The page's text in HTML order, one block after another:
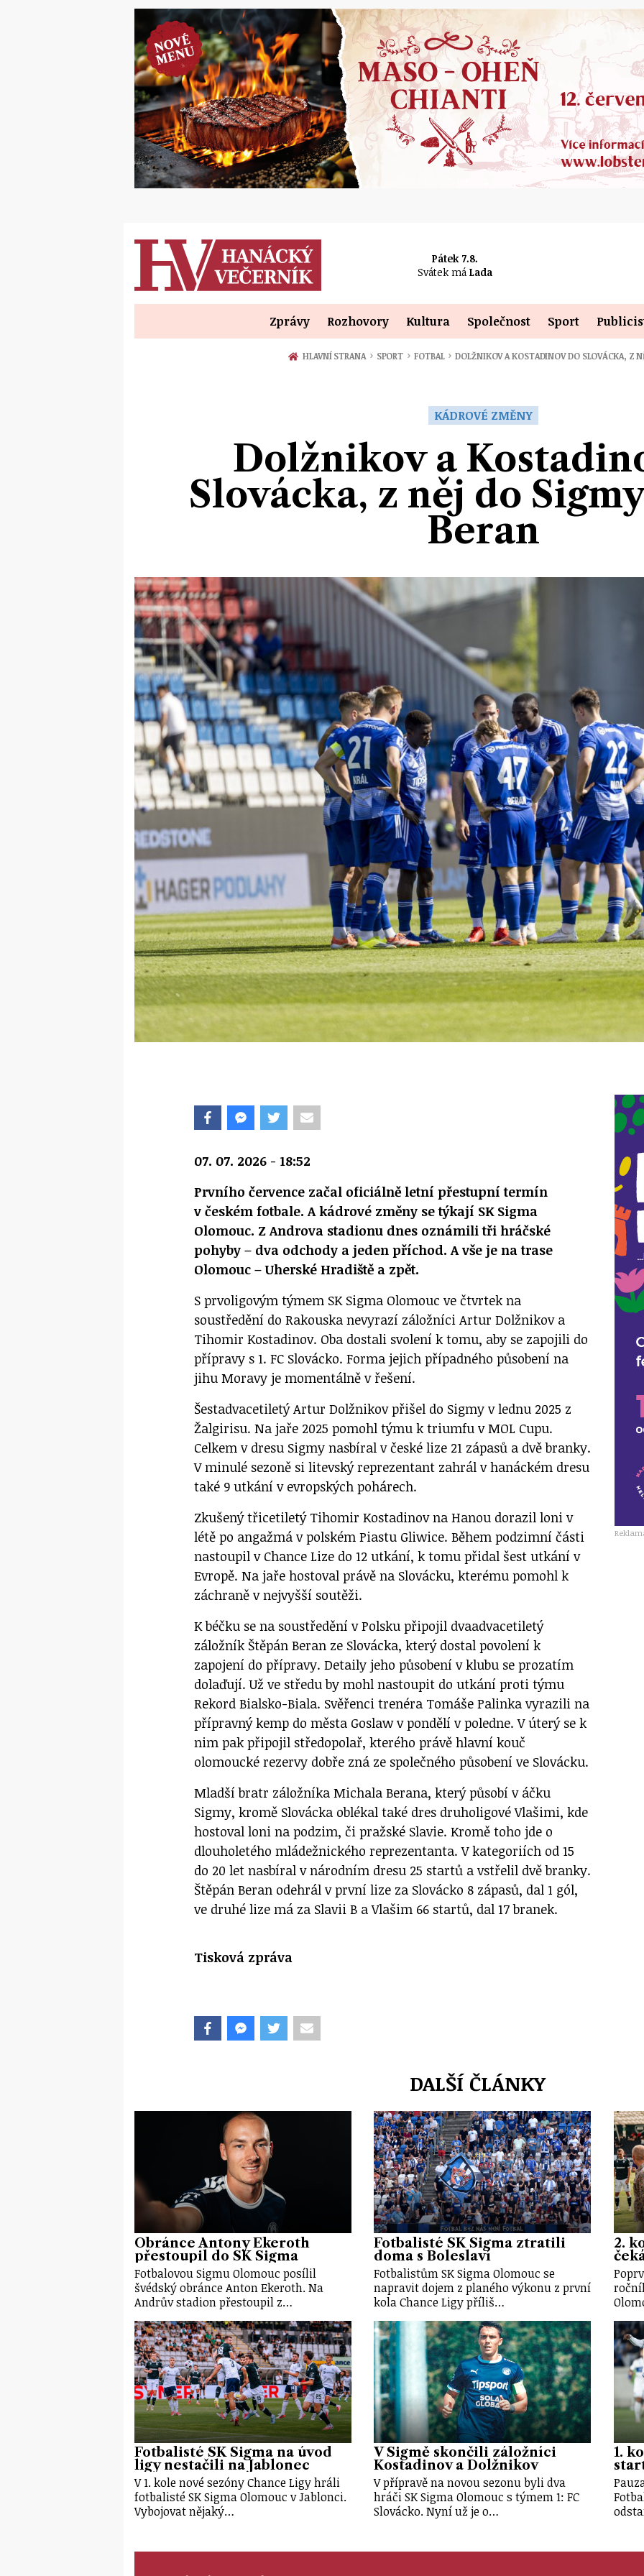
Pátek 7.8.
Svátek má Lada
Zprávy Rozhovory Kultura Společnost Sport
HLAVNÍ STRANA › SPORT › FOTBAL › DOLŽNIKOV A KOSTADINOV DO SLOVÁCKA, Z
KÁDROVÉ ZMĚNY
Dolžnikov a
Slovácka, z něj do
Beran
07. 07. 2026 - 18:52
Prvního července začal oficiálně letní přestupní termín
v českém fotbale. A kádrové změny se týkají SK Sigma
Olomouc. Z Androva stadionu dnes oznámili tři hráčské
pohyby – dva odchody a jeden příchod. A vše je na trase
Olomouc – Uherské Hradiště a zpět.
S prvoligovým týmem SK Sigma Olomouc ve čtvrtek na
soustředění do Rakouska nevyrazí záložníci Artur Dolžnikov a
Tihomir Kostadinov. Oba dostali svolení k tomu, aby se zapojili do
přípravy s 1. FC Slovácko. Forma jejich případného působení na
jihu Moravy je momentálně v řešení.
Šestadvacetiletý Artur Dolžnikov přišel do Sigmy v lednu 2025 z
Žalgirisu. Na jaře 2025 pomohl týmu k triumfu v MOL Cupu.
Celkem v dresu Sigmy nasbíral v české lize 21 zápasů a dvě branky.
V minulé sezoně si litevský reprezentant zahrál v hanáckém dresu
také 9 utkání v evropských pohárech.
Zkušený třicetiletý Tihomir Kostadinov na Hanou dorazil loni v
létě po angažmá v polském Piastu Gliwice. Během podzimní části
nastoupil v Chance Lize do 12 utkání, k tomu přidal šest utkání v
Evropě. Na jaře hostoval právě na Slovácku, kterému pomohl k
záchraně v nejvyšší soutěži.
K béčku se na soustředění v Polsku připojil dvaadvacetiletý
záložník Štěpán Beran ze Slovácka, který dostal povolení k
zapojení do přípravy. Detaily jeho působení v klubu se prozatím
dolaďují. Už ve středu by mohl nastoupit do utkání proti týmu
Rekord Bialsko-Biala. Svěřenci trenéra Tomáše Palinka vyrazili na
přípravný kemp do města Goslaw v pondělí v poledne. V úterý se k
nim pak připojil středopolař, kterého právě hlavní kouč
olomoucké rezervy dobře zná ze společného působení ve Slovácku.
Mladší bratr záložníka Michala Berana, který působí v áčku
Sigmy, kromě Slovácka oblékal také dres druholigové Vlašimi, kde
hostoval loni na podzim, či pražské Slavie. Kromě toho jde o
dlouholetého mládežnického reprezentanta. V kategoriích od 15
do 20 let nasbíral v národním dresu 25 startů a vstřelil dvě branky.
Štěpán Beran odehrál v první lize za Slovácko 8 zápasů, dal 1 gól,
ve druhé lize má za Slavii B a Vlašim 66 startů, dal 17 branek.
Tisková zpráva
DALŠÍ ČLÁNKY
Obránce Antony Ekeroth
přestoupil do SK Sigma
Fotbalovou Sigmu Olomouc posílil
švédský obránce Anton Ekeroth. Na
Andrův stadion přestoupil z…
Fotbalisté SK Sigma ztratili
doma s Boleslaví
Fotbalistům SK Sigma Olomouc se
napravit dojem z planého výkonu z první
kola Chance Ligy příliš…
2.
Fotbalisté SK Sigma na úvod
ligy nestačili na Jablonec
V 1. kole nové sezóny Chance Ligy hráli
fotbalisté SK Sigma Olomouc v Jablonci.
Vybojovat nějaký…
V Sigmě skončili záložníci
Kostadinov a Dolžnikov
V přípravě na novou sezonu byli dva
hráči SK Sigma Olomouc s týmem 1: FC
Slovácko. Nyní už je o…
1.